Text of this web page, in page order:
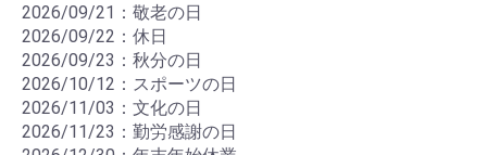
2026/09/21：敬老の日
2026/09/22：休日
2026/09/23：秋分の日
2026/10/12：スポーツの日
2026/11/03：文化の日
2026/11/23：勤労感謝の日